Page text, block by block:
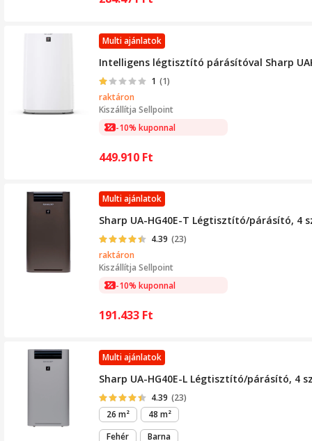
Multi ajánlatok
Intelligens légtisztító párásítóval Sharp
1 (1)
raktáron
Kiszállítja Sellpoint
-10% kuponnal
449.910 Ft
Multi ajánlatok
Sharp UA-HG40E-T Légtisztító/párásító, 4
4.39 (23)
raktáron
Kiszállítja Sellpoint
-10% kuponnal
191.433 Ft
Multi ajánlatok
Sharp UA-HG40E-L Légtisztító/párásító, 4
4.39 (23)
26 m²
48 m²
Fehér
Barna